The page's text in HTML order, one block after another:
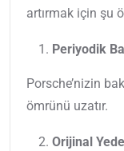
artırmak için şu
Periyodik
Porsche’nizin
ömrünü uzatır.
Orijinal